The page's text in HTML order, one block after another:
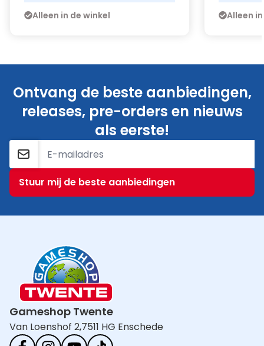
Alleen in de winkel Alleen
Ontvang de beste aanbiedingen,
releases, pre-orders en nieuws
als eerste!
E-mailadres
Stuur mij de beste aanbiedingen
Gameshop Twente
Van Loenshof 2,7511 HG Enschede